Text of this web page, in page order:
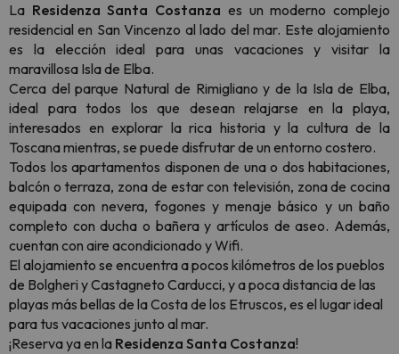
La Residenza Santa Costanza es un moderno complejo
residencial en San Vincenzo al lado del mar. Este alojamiento
es la elección ideal para unas vacaciones y visitar la
maravillosa Isla de Elba.
Cerca del parque Natural de Rimigliano y de la Isla de Elba,
ideal para todos los que desean relajarse en la playa,
interesados en explorar la rica historia y la cultura de la
Toscana mientras, se puede disfrutar de un entorno costero.
Todos los apartamentos disponen de una o dos habitaciones,
balcón o terraza, zona de estar con televisión, zona de cocina
equipada con nevera, fogones y menaje básico y un baño
completo con ducha o bañera y artículos de aseo. Además,
cuentan con aire acondicionado y Wifi.
‍El alojamiento se encuentra a pocos kilómetros de los pueblos
de Bolgheri y Castagneto Carducci, y a poca distancia de las
playas más bellas de la Costa de los Etruscos, es el lugar ideal
para tus vacaciones junto al mar.
¡Reserva ya en la Residenza Santa Costanza!